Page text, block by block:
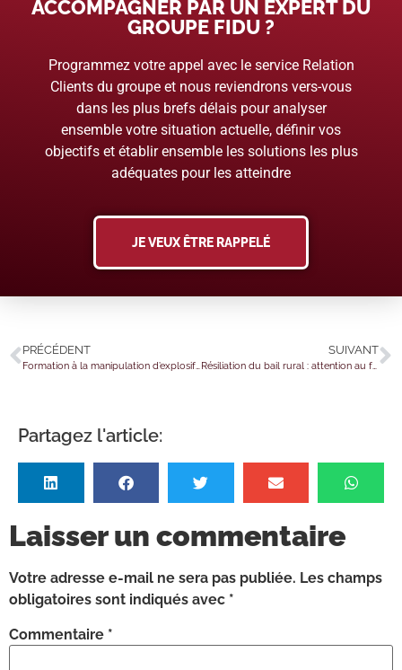
ACCOMPAGNER PAR UN EXPERT DU
GROUPE FIDU ?
Programmez votre appel avec le service Relation
Clients du groupe et nous reviendrons vers-vous
dans les plus brefs délais pour analyser
ensemble votre situation actuelle, définir vos
objectifs et établir ensemble les solutions les plus
adéquates pour les atteindre
JE VEUX ÊTRE RAPPELÉ
PRÉCÉDENT SUIVANT
Résiliation du bail rural : attention au formalisme !
Partagez l'article:
Laisser un commentaire
Votre adresse e-mail ne sera pas publiée. Les champs
obligatoires sont indiqués avec *
Commentaire *